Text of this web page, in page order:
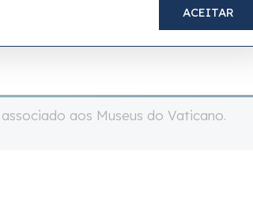
aos Museus do Vaticano.
ACEITAR